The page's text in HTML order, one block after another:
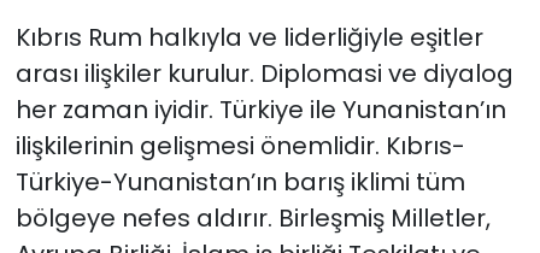
Kıbrıs Rum halkıyla ve liderliğiyle eşitler
arası ilişkiler kurulur. Diplomasi ve diyalog
her zaman iyidir. Türkiye ile Yunanistan’ın
ilişkilerinin gelişmesi önemlidir. Kıbrıs-
Türkiye-Yunanistan’ın barış iklimi tüm
bölgeye nefes aldırır. Birleşmiş Milletler,